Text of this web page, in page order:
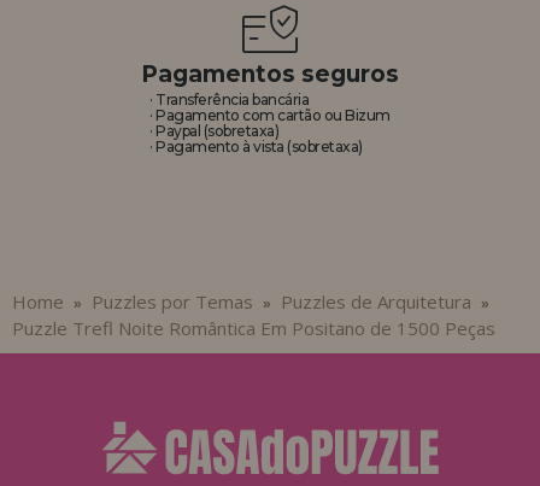
Pagamentos seguros
· Transferência bancária
· Pagamento com cartão ou Bizum
· Paypal (sobretaxa)
· Pagamento à vista (sobretaxa)
Home » Puzzles por Temas » Puzzles de Arquitetura »
Puzzle Trefl Noite Romântica Em Positano de 1500 Peças